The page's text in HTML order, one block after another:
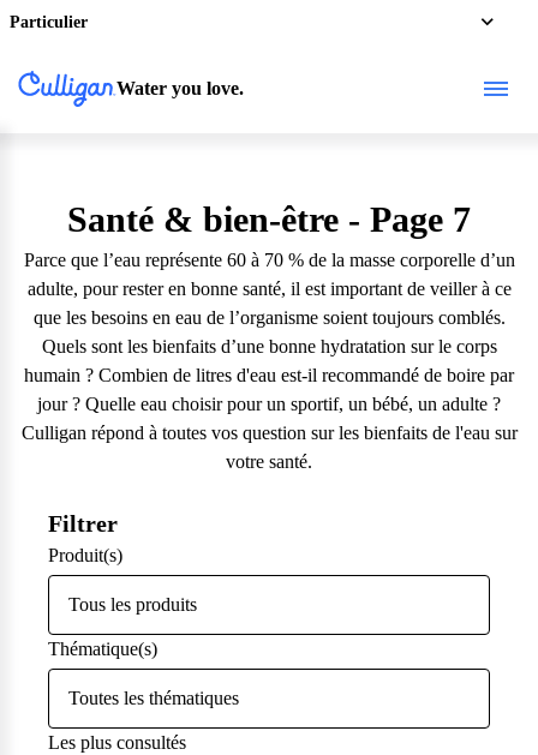
Particulier
Water you love.
Santé & bien-être - Page 7
Parce que l’eau représente 60 à 70 % de la masse corporelle d’un
adulte, pour rester en bonne santé, il est important de veiller à ce
que les besoins en eau de l’organisme soient toujours comblés.
Quels sont les bienfaits d’une bonne hydratation sur le corps
humain ? Combien de litres d'eau est-il recommandé de boire par
jour ? Quelle eau choisir pour un sportif, un bébé, un adulte ?
Culligan répond à toutes vos question sur les bienfaits de l'eau sur
votre santé.
Filtrer
Produit(s)
Tous les produits
Thématique(s)
Toutes les thématiques
Les plus consultés